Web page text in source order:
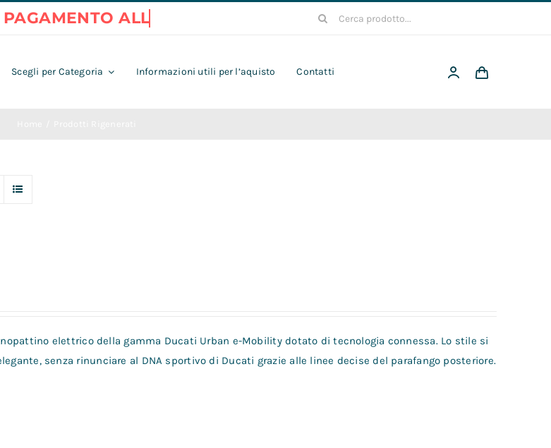
Cerca
Scegli per Categoria Informazioni utili per l’aquisto Contatti
elettrico della gamma Ducati Urban e-Mobility dotato di tecnologia connessa. Lo stile si
senza rinunciare al DNA sportivo di Ducati grazie alle linee decise del parafango posteriore.